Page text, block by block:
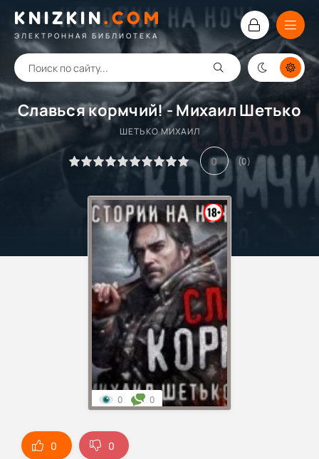
KNIZKIN.COM
ЭЛЕКТРОННАЯ БИБЛИОТЕКА
Славься кормчий! - Михаил Шетько
ШЕТЬКО МИХАИЛ
0 (0)
0
0
0 0